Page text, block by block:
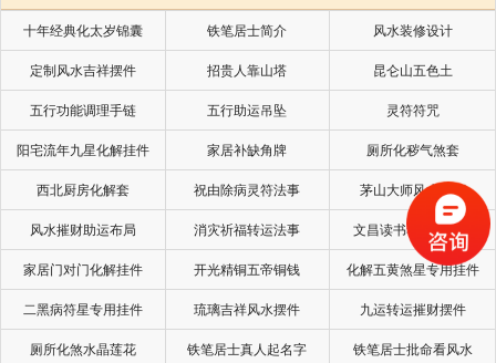
十年经典化太岁锦囊 铁笔居士简介 风水装修设计
定制风水吉祥摆件 招贵人靠山塔 昆仑山五色土
五行功能调理手链 五行助运吊坠 灵符符咒
阳宅流年九星化解挂件 家居补缺角牌 厕所化秽气煞套
西北厨房化解套 祝由除病灵符法事 茅山大师风水挂画
风水摧财助运布局 消灾祈福转运法事 文昌读书考试风水局
家居门对门化解挂件 开光精铜五帝铜钱 化解五黄煞星专用挂件
二黑病符星专用挂件 琉璃吉祥风水摆件 九运转运摧财摆件
厕所化煞水晶莲花 铁笔居士真人起名字 铁笔居士批命看风水